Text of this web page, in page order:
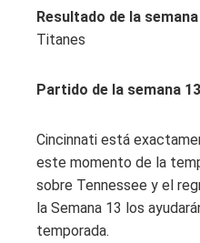
Resultado de la
Titanes
Partido de la semana 13
Cincinnati está
este momento de la
sobre Tennessee y el
la Semana 13 los
temporada.